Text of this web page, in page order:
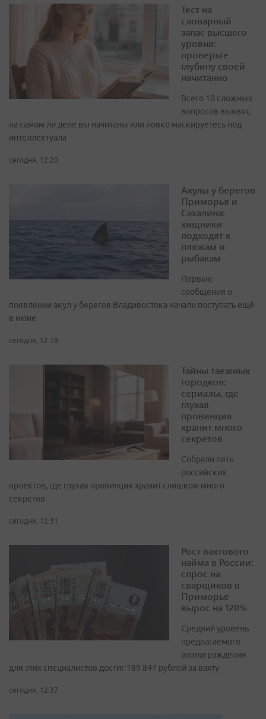
Тест на
словарный
запас высшего
уровня:
проверьте
глубину своей
начитанно
Всего 10 сложных
вопросов выявят,
на самом ли деле вы начитаны или ловко маскируетесь под
интеллектуала
сегодня, 12:20
Акулы у берегов
Приморья и
Сахалина:
хищники
подходят к
пляжам и
рыбакам
Первые
сообщения о
появлении акул у берегов Владивостока начали поступать ещё
в июне
сегодня, 12:18
Тайны таежных
городков:
сериалы, где
глухая
провинция
хранит много
секретов
Собрали пять
российских
проектов, где глухая провинция хранит слишком много
секретов
сегодня, 12:31
Рост вахтового
найма в России:
спрос на
сварщиков в
Приморье
вырос на 120%
Средний уровень
предлагаемого
вознаграждения
для этих специалистов достиг 189 847 рублей за вахту
сегодня, 12:37